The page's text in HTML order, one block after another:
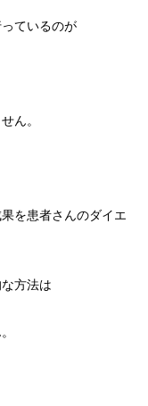
ているのが
ん。
を患者さんのダイエ
方法は